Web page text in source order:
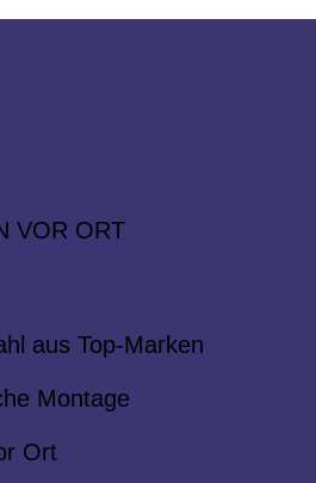
VOR ORT
aus Top-Marken
Montage
Ort